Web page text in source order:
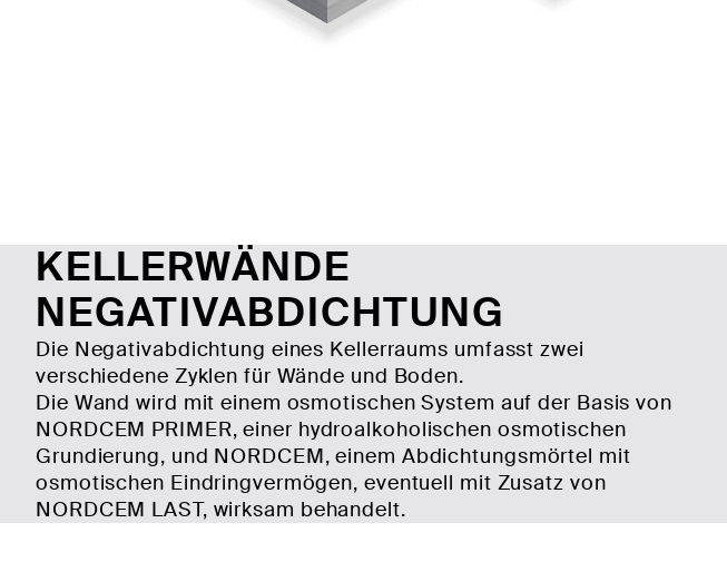
KELLERWÄNDE
NEGATIVABDICHTUNG
Die Negativabdichtung eines Kellerraums umfasst zwei
verschiedene Zyklen für Wände und Boden.
Die Wand wird mit einem osmotischen System auf der Basis von
NORDCEM PRIMER, einer hydroalkoholischen osmotischen
Grundierung, und NORDCEM, einem Abdichtungsmörtel mit
osmotischen Eindringvermögen, eventuell mit Zusatz von
NORDCEM LAST, wirksam behandelt.